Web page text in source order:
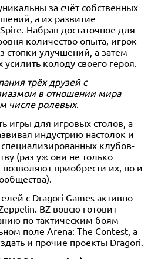
за счёт собственных
а их развитие
Набрав достаточное для
количество опыта, игрок
стопки улучшений, а затем
колоду своего героя.
трёх друзей с
в отношении мира
числе ролевых.
игры для игровых столов, а
индустрию настолок и
клубов-
(раз уж они не только
приобрести их, но и
с Dragori Games активно
BZ вовсю готовит
по тактическим боям
поле Arena: The Contest, а
и прочие проекты Dragori.